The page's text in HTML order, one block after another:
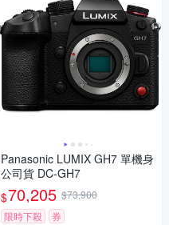
Panasonic LUMIX GH7 單機身
公司貨 DC-GH7
$70,205 $73,900
限時下殺
券